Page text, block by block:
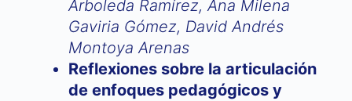
Arboleda Ramírez, Ana Milena
Gaviria Gómez, David Andrés
Montoya Arenas
Reflexiones sobre la articulación
de enfoques pedagógicos y